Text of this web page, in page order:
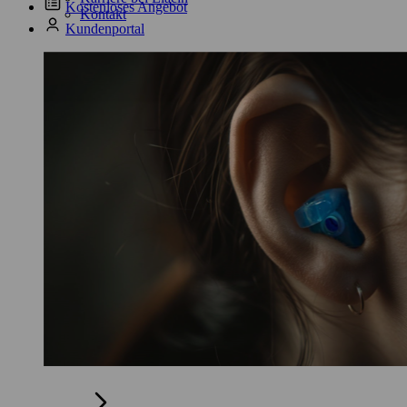
Kontakt
Kostenloses Angebot
Kundenportal